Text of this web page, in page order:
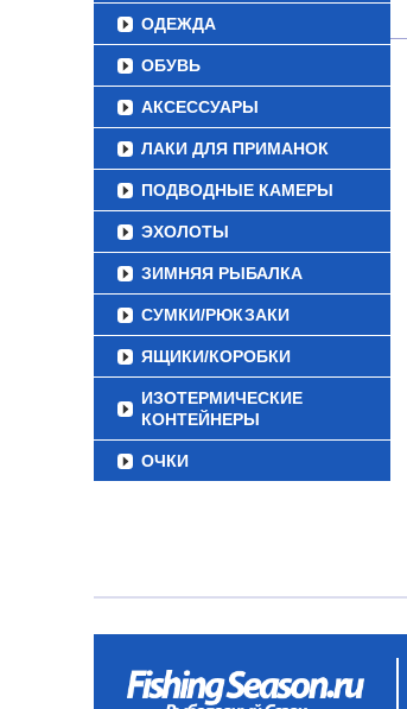
ОДЕЖДА
ОБУВЬ
АКСЕССУАРЫ
ЛАКИ ДЛЯ ПРИМАНОК
ПОДВОДНЫЕ КАМЕРЫ
ЭХОЛОТЫ
ЗИМНЯЯ РЫБАЛКА
СУМКИ/РЮКЗАКИ
ЯЩИКИ/КОРОБКИ
ИЗОТЕРМИЧЕСКИЕ
КОНТЕЙНЕРЫ
ОЧКИ